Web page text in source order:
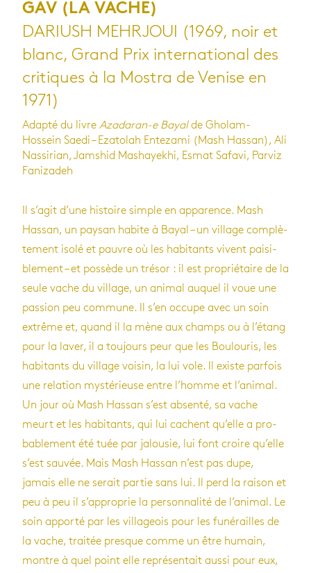
GAV (LA VACHE)
DARIUSH MEHRJOUI (1969, noir et
blanc, Grand Prix international des
critiques à la Mostra de Venise en
1971)
Adapté du livre Azadaran-e Bayalde Gholam-
Hossein Saedi – Ezatolah Entezami (Mash Hassan), Ali
Nassirian, Jamshid Mashayekhi, Esmat Safavi, Parviz
Fanizadeh
Il s’agit d’une his­toire simple en appa­rence. Mash
Has­san, un pay­san habite à Bayal – un vil­lage com­plè­
te­ment isolé et pauvre où les habi­tants vivent pai­si­
ble­ment – et pos­sède un tré­sor : il est pro­prié­taire de la
seule vache du vil­lage, un ani­mal auquel il voue une
pas­sion peu com­mune. Il s’en occupe avec un soin
extrême et, quand il la mène aux champs ou à l’étang
pour la laver, il a tou­jours peur que les Bou­lou­ris, les
habi­tants du vil­lage voi­sin, la lui vole. Il existe par­fois
une rela­tion mys­té­rieuse entre l’homme et l’ani­mal.
Un jour où Mash Has­san s’est absenté, sa vache
meurt et les habi­tants, qui lui cachent qu’elle a pro­
ba­ble­ment été tuée par jalou­sie, lui font croire qu’elle
s’est sau­vée. Mais Mash Has­san n’est pas dupe,
jamais elle ne serait par­tie sans lui. Il perd la rai­son et
peu à peu il s’ap­pro­prie la per­son­na­lité de l’ani­mal. Le
soin apporté par les vil­la­geois pour les funé­railles de
la vache, trai­tée presque comme un être humain,
montre à quel point elle repré­sen­tait aussi pour eux,